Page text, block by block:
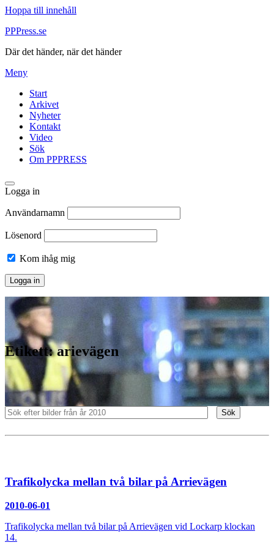
Hoppa till innehåll
PPPress.se
Där det händer, när det händer
Meny
Start
Arkivet
Nyheter
Kontakt
Video
Sök
Om PPPRESS
Logga in
Användarnamn
Lösenord
Kom ihåg mig
Etikett:arievägen
Sök
Trafikolycka mellan två bilar på Arrievägen
2010-06-01
Trafikolycka mellan två bilar på Arrievägen vid Lockarp klockan
14.